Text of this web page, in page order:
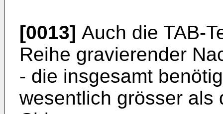
[0013] Auch die TAB-
Reihe gravierender
- die insgesamt
wesentlich grösser als